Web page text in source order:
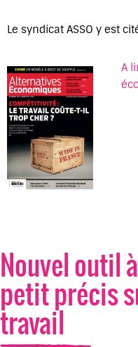
Le syndicat ASSO y est
A
Nouvel outil
petit précis
travail